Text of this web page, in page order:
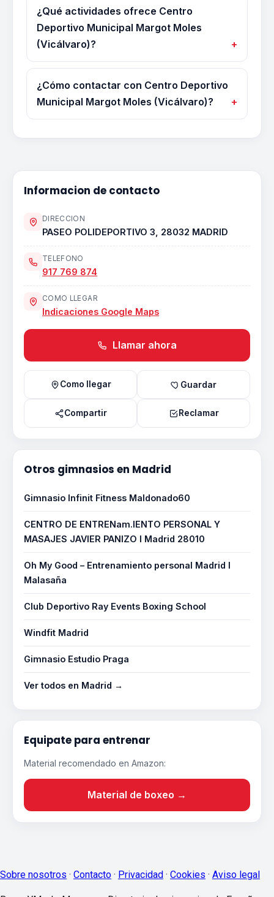
¿Qué actividades ofrece Centro
Deportivo Municipal Margot Moles
(Vicálvaro)?
¿Cómo contactar con Centro Deportivo
Municipal Margot Moles (Vicálvaro)?
Informacion de contacto
DIRECCION
PASEO POLIDEPORTIVO 3, 28032 MADRID
TELEFONO
917 769 874
COMO LLEGAR
Indicaciones Google Maps
Llamar ahora
Como llegar Guardar
Compartir Reclamar
Otros gimnasios en Madrid
Gimnasio Infinit Fitness Maldonado60
CENTRO DE ENTRENam.IENTO PERSONAL Y
MASAJES JAVIER PANIZO I Madrid 28010
Oh My Good – Entrenamiento personal Madrid I
Malasaña
Club Deportivo Ray Events Boxing School
Windfit Madrid
Gimnasio Estudio Praga
Ver todos en Madrid →
Equipate para entrenar
Material recomendado en Amazon:
Material de boxeo →
Sobre nosotros · Contacto · Privacidad · Cookies · Aviso legal